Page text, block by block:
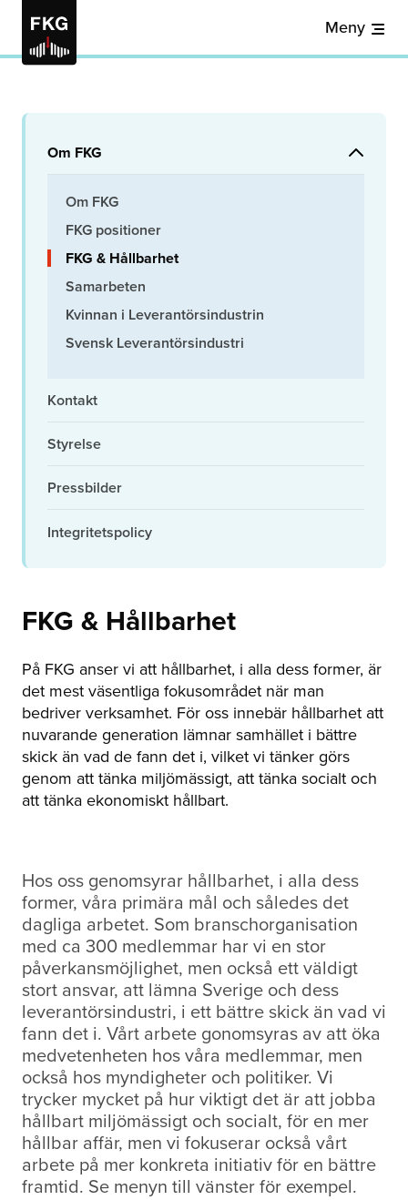
Meny
Om FKG
Om FKG
FKG positioner
FKG & Hållbarhet
Samarbeten
Kvinnan i Leverantörsindustrin
Svensk Leverantörsindustri
Kontakt
Styrelse
Pressbilder
Integritetspolicy
FKG & Hållbarhet
På FKG anser vi att hållbarhet, i alla dess former, är
det mest väsentliga fokusområdet när man
bedriver verksamhet. För oss innebär hållbarhet att
nuvarande generation lämnar samhället i bättre
skick än vad de fann det i, vilket vi tänker görs
genom att tänka miljömässigt, att tänka socialt och
att tänka ekonomiskt hållbart.
Hos oss genomsyrar hållbarhet, i alla dess
former, våra primära mål och således det
dagliga arbetet. Som branschorganisation
med ca 300 medlemmar har vi en stor
påverkansmöjlighet, men också ett väldigt
stort ansvar, att lämna Sverige och dess
leverantörsindustri, i ett bättre skick än vad vi
fann det i. Vårt arbete gonomsyras av att öka
medvetenheten hos våra medlemmar, men
också hos myndigheter och politiker. Vi
trycker mycket på hur viktigt det är att jobba
hållbart miljömässigt och socialt, för en mer
hållbar affär, men vi fokuserar också vårt
arbete på mer konkreta initiativ för en bättre
framtid. Se menyn till vänster för exempel.